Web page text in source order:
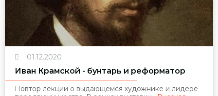
01.12.2020
Иван Крамской - бунтарь и реформатор
Повтор лекции о выдающемся художнике и лидере